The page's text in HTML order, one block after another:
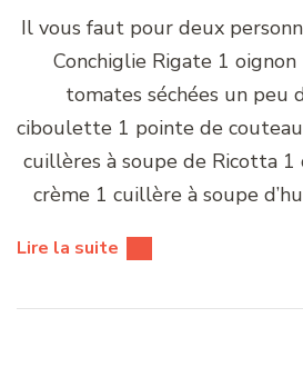
Il vous faut pour deux
Conchiglie Rigate 1 oignon
tomates séchées un peu
ciboulette 1 pointe de
cuillères à soupe de Ricotta
crème 1 cuillère à soupe
Lire la suite